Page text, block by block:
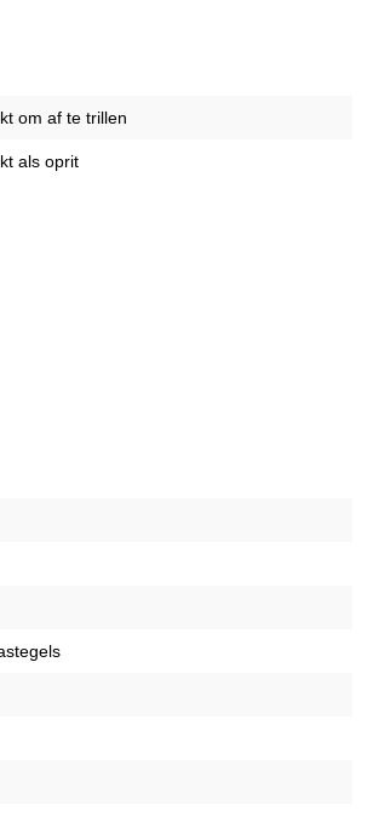
om af te trillen
als oprit